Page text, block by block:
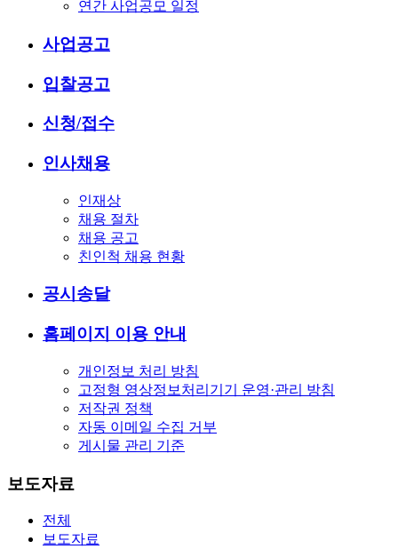
연간 사업공모 일정
사업공고
입찰공고
신청/접수
인사채용
인재상
채용 절차
채용 공고
친인척 채용 현황
공시송달
홈페이지 이용 안내
개인정보 처리 방침
고정형 영상정보처리기기 운영·관리 방침
저작권 정책
자동 이메일 수집 거부
게시물 관리 기준
보도자료
전체
보도자료